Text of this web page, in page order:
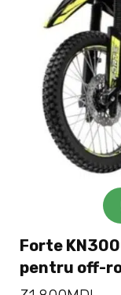
Forte
pentru off-